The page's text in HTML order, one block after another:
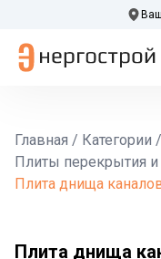
Главная / Категории /
Плиты перекрытия
Плита днища
Плита днища